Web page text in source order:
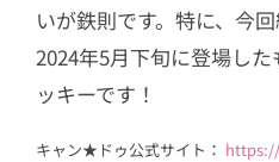
いが鉄則です。特に、今
2024年5月下旬に登場し
ッキーです！
キャン★ドゥ公式サイト：